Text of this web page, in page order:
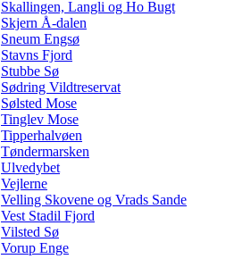
Skallingen, Langli og Ho Bugt
Skjern Å-dalen
Sneum Engsø
Stavns Fjord
Stubbe Sø
Sødring Vildtreservat
Sølsted Mose
Tinglev Mose
Tipperhalvøen
Tøndermarsken
Ulvedybet
Vejlerne
Velling Skovene og Vrads Sande
Vest Stadil Fjord
Vilsted Sø
Vorup Enge